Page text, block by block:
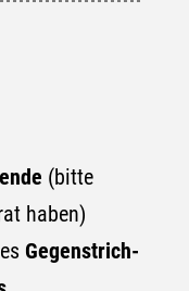
(bitte
haben)
Gegenstrich-